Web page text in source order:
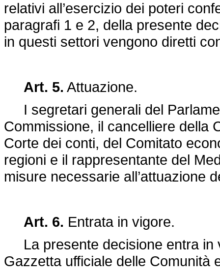
relativi all’esercizio dei poteri
paragrafi 1 e 2, della presente
in questi settori vengono diretti
Art. 5. Attuazione.
I segretari generali del
Commissione, il cancelliere della
Corte dei conti, del Comitato
regioni e il rappresentante del
misure necessarie all’attuazione
Art. 6. Entrata in vigore.
La presente decisione entra in
Gazzetta ufficiale delle Comunità